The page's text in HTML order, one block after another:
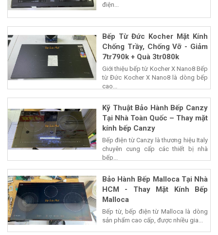
điện...
Bếp Từ Đức Kocher Mặt Kính
Chống Trầy, Chống Vỡ - Giảm
7tr790k + Quà 3tr080k
Giới thiệu bếp từ Kocher X Nano8 Bếp
từ Đức Kocher X Nano8 là dòng bếp
cao...
Kỹ Thuật Bảo Hành Bếp Canzy
Tại Nhà Toàn Quốc – Thay mặt
kính bếp Canzy
Bếp điện từ Canzy là thương hiệu Italy
chuyên cung cấp các thiết bị nhà
bếp...
Bảo Hành Bếp Malloca Tại Nhà
HCM - Thay Mặt Kính Bếp
Malloca
Bếp từ, bếp điện từ Malloca là dòng
sản phẩm cao cấp, được nhiều gia...